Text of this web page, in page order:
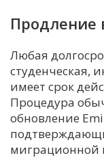
Продление
Любая
студенческая,
имеет срок
Процедура
обновление
миграционной